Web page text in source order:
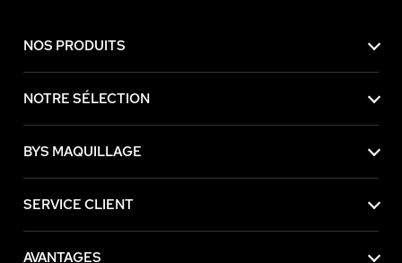
NOS PRODUITS
NOTRE SÉLECTION
BYS MAQUILLAGE
SERVICE CLIENT
AVANTAGES